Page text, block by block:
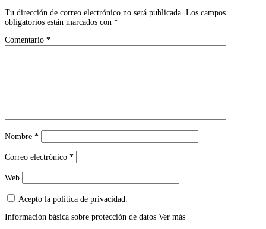
Tu dirección de correo electrónico no será publicada. Los campos
obligatorios están marcados con *
Comentario *
Nombre *
Correo electrónico *
Web
Acepto la política de privacidad.
Información básica sobre protección de datos Ver más